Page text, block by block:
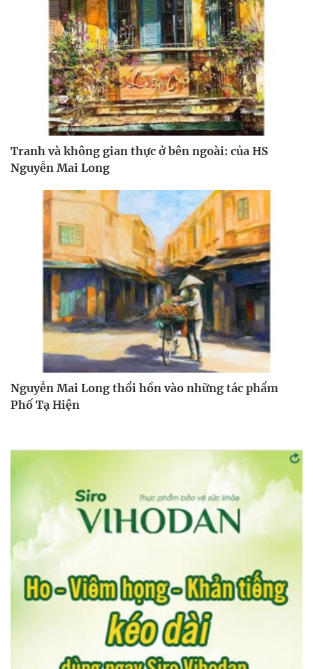
Tranh và không gian thực ở bên ngoài: của HS
Nguyễn Mai Long
Nguyễn Mai Long thổi hồn vào những tác phẩm
Phố Tạ Hiện